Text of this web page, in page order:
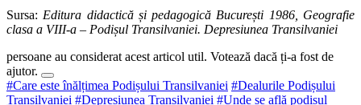
Sursa: Editura didactică și pedagogică București 1986, Geografie
clasa a VIII-a – Podișul Transilvaniei. Depresiunea Transilvaniei
persoane au considerat acest articol util. Votează dacă ți-a fost de
ajutor.
#Care este înălțimea Podișului Transilvaniei #Dealurile Podișului
Transilvaniei #Depresiunea Transilvaniei #Unde se află podișul